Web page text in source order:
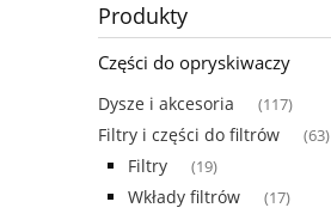
Produkty
Części do opryskiwaczy
Dysze i akcesoria (117)
Filtry i części do filtrów (63)
Filtry (19)
Wkłady filtrów (17)